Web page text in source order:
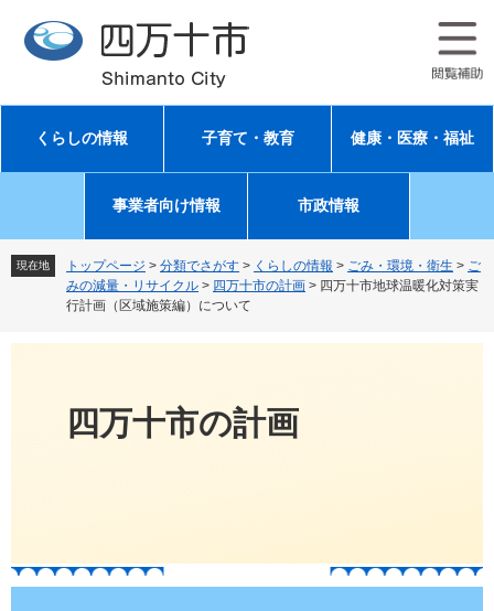
先
す
を
し
文
くらしの情報 子育て・教育 健康・医療・福祉
事業者向け情報 市政情報
現在地 トップページ > 分類でさがす > くらしの情報 > ごみ・環境・衛生 > ご
みの減量・リサイクル > 四万十市の計画 > 四万十市地球温暖化対策実
行計画（区域施策編）について
四万十市の計画